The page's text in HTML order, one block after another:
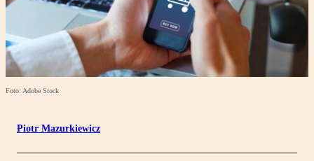
Foto: Adobe Stock
Piotr Mazurkiewicz